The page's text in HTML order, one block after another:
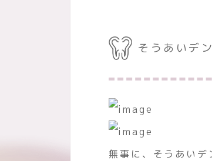
そうあいデ
無事に、そうあいデ